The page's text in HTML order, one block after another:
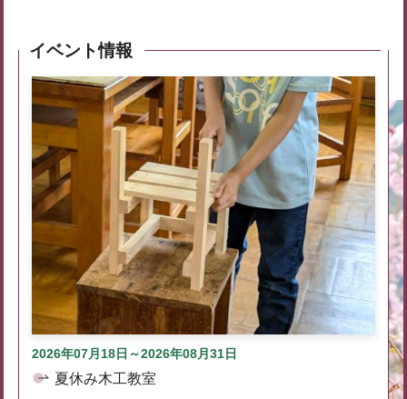
イベント情報
2026年07月18日～2026年08月31日
夏休み木工教室